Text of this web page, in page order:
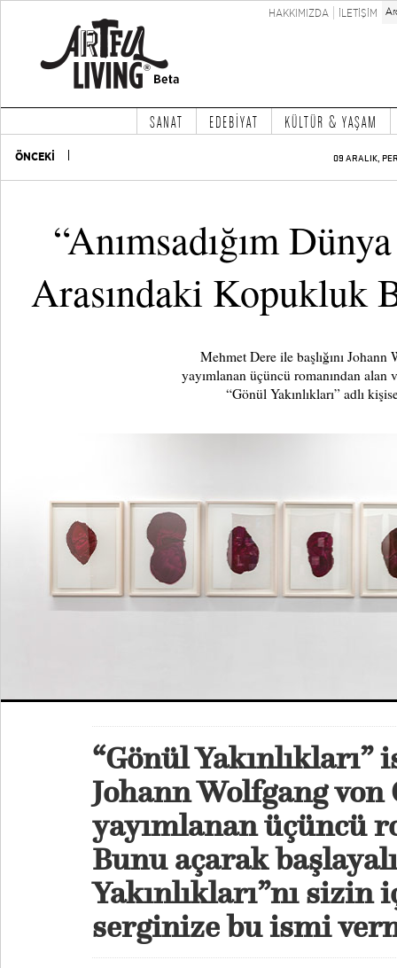
HAKKIMIZDA İLETİŞİM
SANAT EDEBİYAT KÜLTÜR & YAŞAM
ÖNCEKİ 09 ARALIK,
“Anımsadığım
Arasındaki Kopukluk
Mehmet Dere ile başlığını
yayımlanan üçüncü romanından
“Gönül Yakınlıkları” adlı
“Gönül
Johann Wolfgang von
yayımlanan üçüncü
Bunu açarak
Yakınlıkları”nı sizin
serginize bu ismi